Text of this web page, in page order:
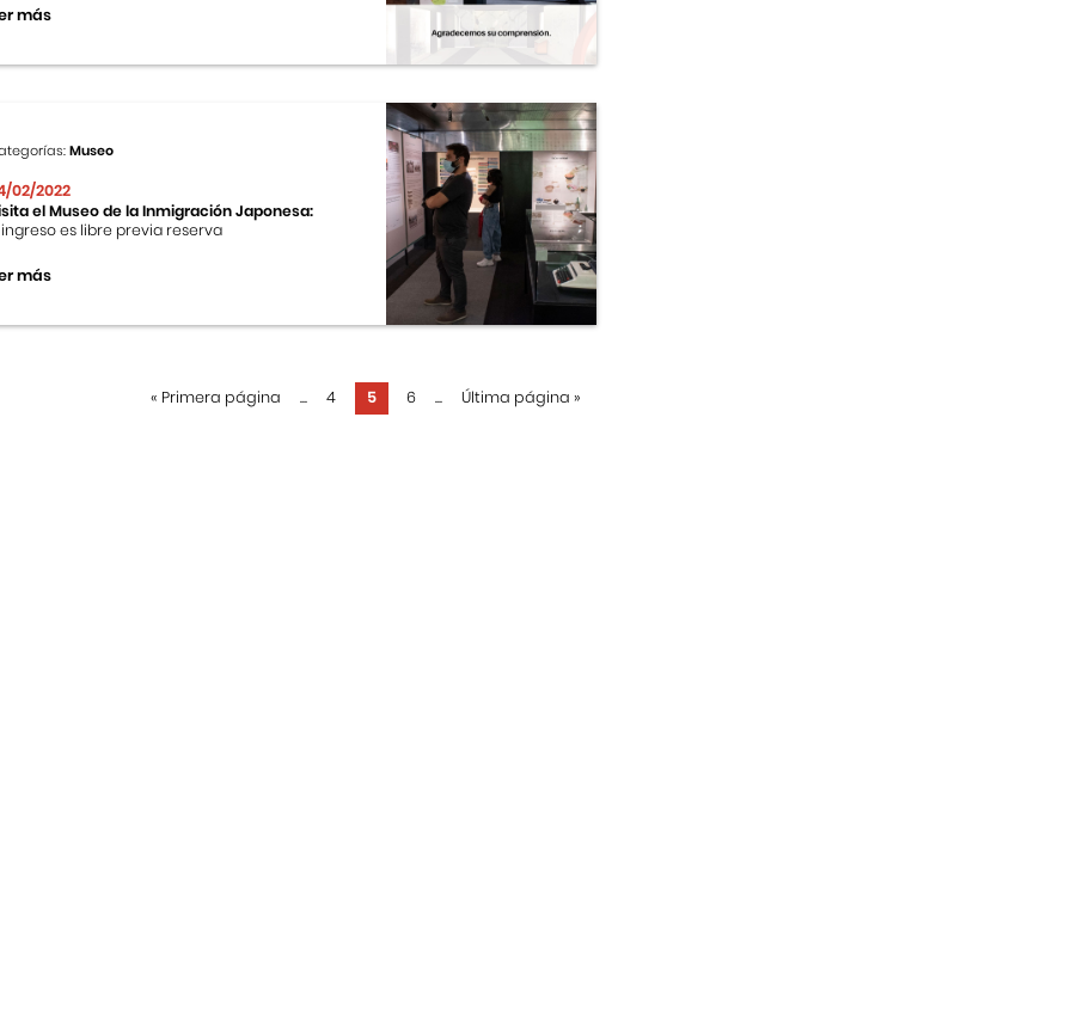
más
Museo
02/2022
el Museo de la Inmigración Japonesa:
ingreso es libre previa reserva
más
« Primera página ... 4 5 6 ... Última página »